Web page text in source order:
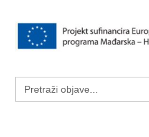
Search
for: